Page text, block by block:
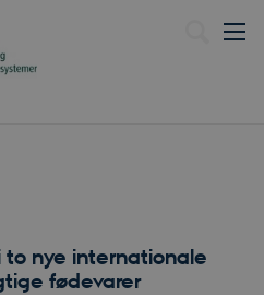
to nye internationale
fødevarer